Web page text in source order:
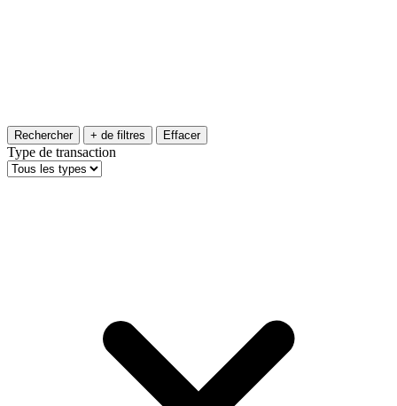
Rechercher + de filtres Effacer
Type de transaction